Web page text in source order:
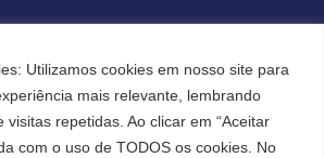
Utilizamos cookies em nosso site para
mais relevante, lembrando
visitas repetidas. Ao clicar em “Aceitar
com o uso de TODOS os cookies. No